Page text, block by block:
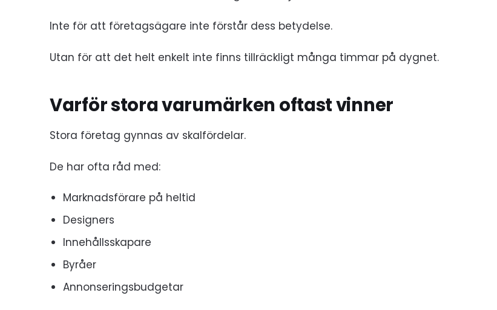
Inte för att företagsägare inte förstår dess betydelse.
Utan för att det helt enkelt inte finns tillräckligt många timmar på dygnet.
Varför stora varumärken oftast vinner
Stora företag gynnas av skalfördelar.
De har ofta råd med:
Marknadsförare på heltid
Designers
Innehållsskapare
Byråer
Annonseringsbudgetar